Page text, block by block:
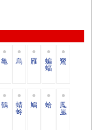
亀 烏 雁 蝙
蝠
鷺
鶴 蜻
蛉
鳩 蛤 鳳
凰